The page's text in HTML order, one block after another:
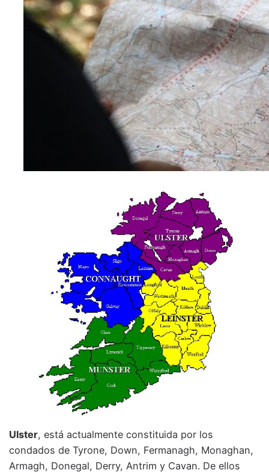
Ulster, está actualmente constituida por los
condados de Tyrone, Down, Fermanagh, Monaghan,
Armagh, Donegal, Derry, Antrim y Cavan. De ellos